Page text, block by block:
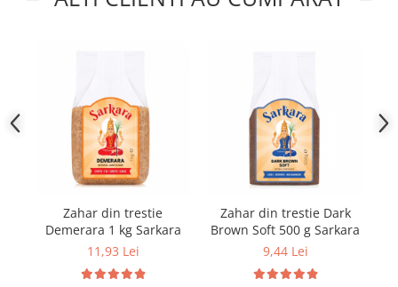
Zahar din trestie
Demerara 1 kg Sarkara
11,93 Lei
Zahar din trestie Dark
Brown Soft 500 g Sarkara
9,44 Lei